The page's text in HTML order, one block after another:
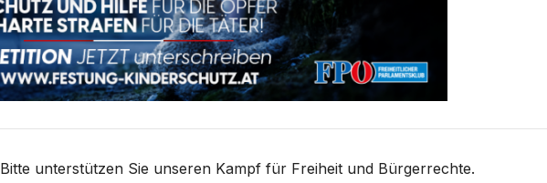
Bitte unterstützen Sie unseren Kampf für Freiheit und Bürgerrechte.